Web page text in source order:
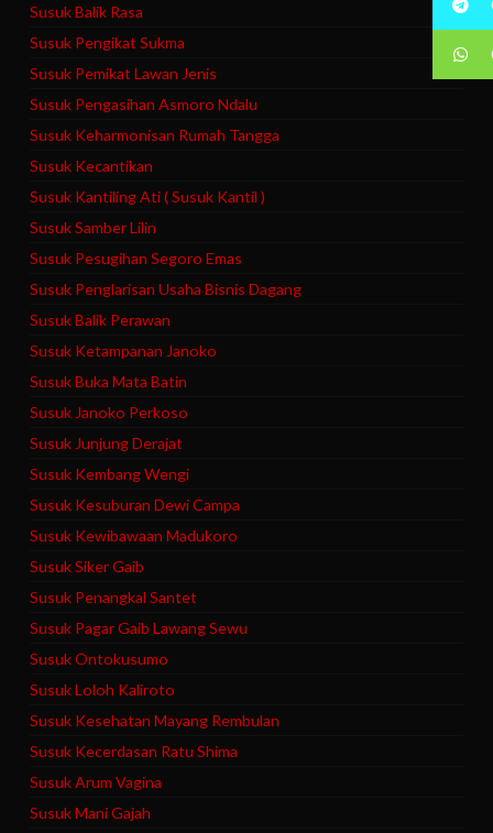
Susuk Balik Rasa
Susuk Pengikat Sukma
Susuk Pemikat Lawan Jenis
Susuk Pengasihan Asmoro Ndalu
Susuk Keharmonisan Rumah Tangga
Susuk Kecantikan
Susuk Kantiling Ati ( Susuk Kantil )
Susuk Samber Lilin
Susuk Pesugihan Segoro Emas
Susuk Penglarisan Usaha Bisnis Dagang
Susuk Balik Perawan
Susuk Ketampanan Janoko
Susuk Buka Mata Batin
Susuk Janoko Perkoso
Susuk Junjung Derajat
Susuk Kembang Wengi
Susuk Kesuburan Dewi Campa
Susuk Kewibawaan Madukoro
Susuk Siker Gaib
Susuk Penangkal Santet
Susuk Pagar Gaib Lawang Sewu
Susuk Ontokusumo
Susuk Loloh Kaliroto
Susuk Kesehatan Mayang Rembulan
Susuk Kecerdasan Ratu Shima
Susuk Arum Vagina
Susuk Mani Gajah